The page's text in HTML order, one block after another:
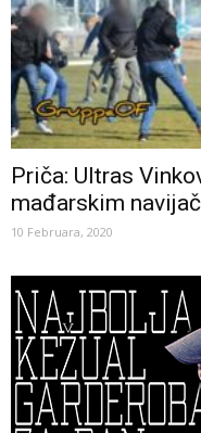
Priča: Ultras
mađarskim
10 Februara, 2020